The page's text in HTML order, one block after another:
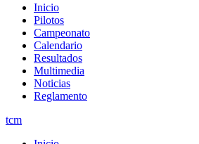
Inicio
Pilotos
Campeonato
Calendario
Resultados
Multimedia
Noticias
Reglamento
tcm